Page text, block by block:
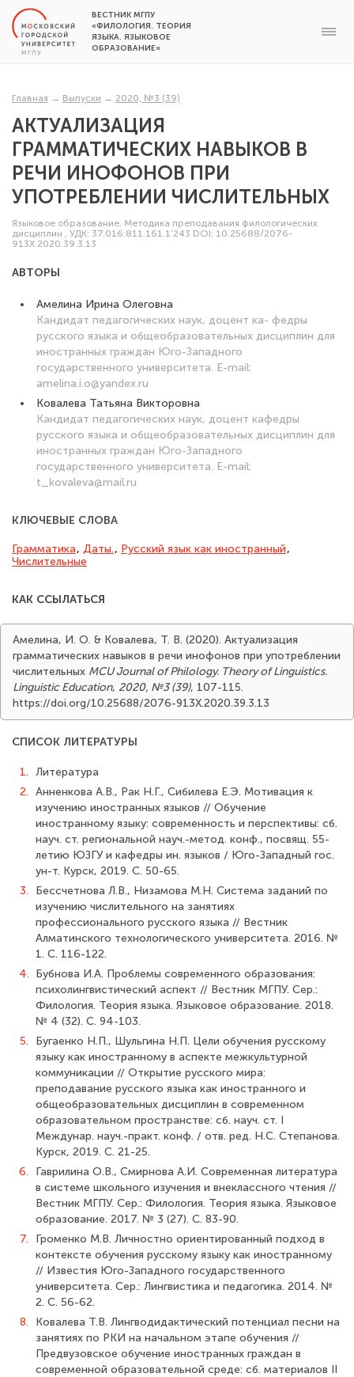
ВЕСТНИК МГПУ
«ФИЛОЛОГИЯ. ТЕОРИЯ
ЯЗЫКА. ЯЗЫКОВОЕ
ОБРАЗОВАНИЕ»
Главная → Выпуски → 2020, №3 (39)
АКТУАЛИЗАЦИЯ
ГРАММАТИЧЕСКИХ НАВЫКОВ В
РЕЧИ ИНОФОНОВ ПРИ
УПОТРЕБЛЕНИИ ЧИСЛИТЕЛЬНЫХ
Языковое образование. Методика преподавания филологических
дисциплин , УДК: 37.016:811.161.1'243 DOI: 10.25688/2076-
913X.2020.39.3.13
АВТОРЫ
Амелина Ирина Олеговна
Кандидат педагогических наук, доцент ка- федры
русского языка и общеобразовательных дисциплин для
иностранных граждан Юго-Западного
государственного университета. E-mail:
amelina.i.o@yandex.ru
Ковалева Татьяна Викторовна
Кандидат педагогических наук, доцент кафедры
русского языка и общеобразовательных дисциплин для
иностранных граждан Юго-Западного
государственного университета. E-mail:
t_kovaleva@mail.ru
КЛЮЧЕВЫЕ СЛОВА
Грамматика, Даты., Русский язык как иностранный,
Числительные
КАК ССЫЛАТЬСЯ
Амелина, И. О. & Ковалева, Т. В. (2020). Актуализация
грамматических навыков в речи инофонов при употреблении
числительных MCU Journal of Philology. Theory of Linguistics.
Linguistic Education, 2020, №3 (39), 107-115.
https://doi.org/10.25688/2076-913X.2020.39.3.13
СПИСОК ЛИТЕРАТУРЫ
1. Литература
2. Анненкова А.В., Рак Н.Г., Сибилева Е.Э. Мотивация к
изучению иностранных языков // Обучение
иностранному языку: современность и перспективы: сб.
науч. ст. региональной науч.-метод. конф., посвящ. 55-
летию ЮЗГУ и кафедры ин. языков / Юго-Западный гос.
ун-т. Курск, 2019. С. 50-65.
3.
Бессчетнова Л.В., Низамова М.Н. Система заданий по
изучению числитель­ного на занятиях
профессионального русского языка // Вестник
Алматинского техно­логического университета. 2016. №
1. С. 116-122.
4. Бубнова И.А. Проблемы современного образования:
психолингвистический аспект // Вестник МГПУ. Сер.:
Филология. Теория языка. Языковое образование. 2018.
№ 4 (32). С. 94-103.
5.
Бугаенко Н.П., Шульгина Н.П. Цели обучения русскому
языку как иностранно­му в аспекте межкультурной
коммуникации // Открытие русского мира:
преподавание русского языка как иностранного и
общеобразовательных дисциплин в современном
образовательном пространстве: сб. науч. ст. I
Междунар. науч.-практ. конф. / отв. ред. Н.С. Степанова.
Курск, 2019. С. 21-25.
6.
Гаврилина О.В., Смирнова А.И. Современная литература
в системе школьного изучения и внеклассного чтения //
Вестник МГПУ. Сер.: Филология. Теория языка. Языковое
образование. 2017. № 3 (27). С. 83-90.
7.
Громенко М.В. Личностно ориентированный подход в
контексте обучения русскому языку как иностранному
// Известия Юго-Западного государственного
университета. Сер.: Лингвистика и педагогика. 2014. №
2. С. 56-62.
8.
Ковалева Т.В. Лингводидактический потенциал песни на
занятиях по РКИ на начальном этапе обучения //
Предвузовское обучение иностранных граждан в
современной образовательной среде: сб. материалов II